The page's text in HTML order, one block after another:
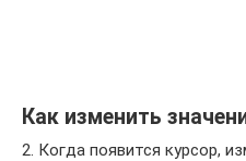
Как изменить
2. Когда появится курсор,